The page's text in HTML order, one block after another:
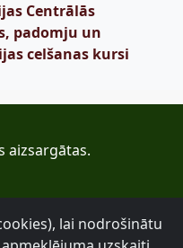
Centrālās
padomju un
celšanas kursi
aizsargātas.
lai nodrošinātu